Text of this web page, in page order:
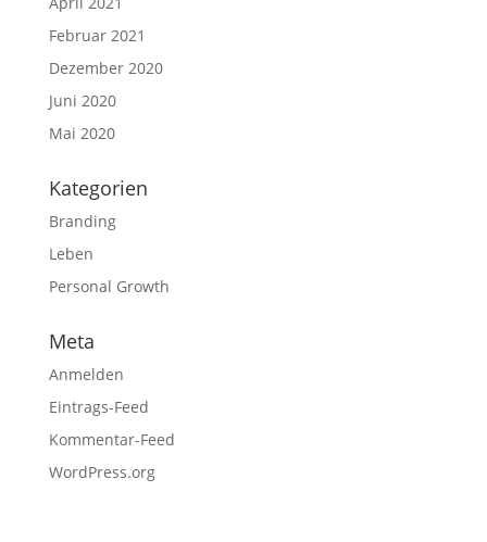
Februar 2021
Dezember 2020
Juni 2020
Mai 2020
Kategorien
Branding
Leben
Personal Growth
Meta
Anmelden
Eintrags-Feed
Kommentar-Feed
WordPress.org